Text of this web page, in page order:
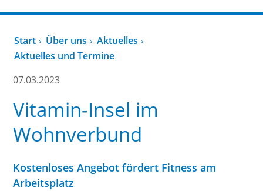
Start Über uns
Aktuelles
Aktuelles und Termine
07.03.2023
Vitamin-Insel im
Wohnverbund
Kostenloses Angebot fördert Fitness am
Arbeitsplatz